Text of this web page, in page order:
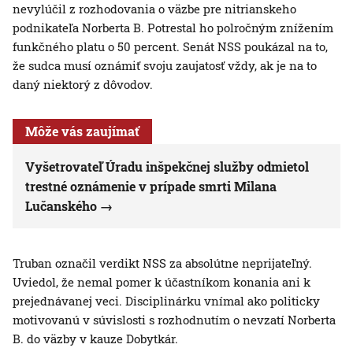
nevylúčil z rozhodovania o väzbe pre nitrianskeho
podnikateľa Norberta B. Potrestal ho polročným znížením
funkčného platu o 50 percent. Senát NSS poukázal na to,
že sudca musí oznámiť svoju zaujatosť vždy, ak je na to
daný niektorý z dôvodov.
Môže vás zaujímať
Vyšetrovateľ Úradu inšpekčnej služby odmietol
trestné oznámenie v prípade smrti Milana
Lučanského
Truban označil verdikt NSS za absolútne neprijateľný.
Uviedol, že nemal pomer k účastníkom konania ani k
prejednávanej veci. Disciplinárku vnímal ako politicky
motivovanú v súvislosti s rozhodnutím o nevzatí Norberta
B. do väzby v kauze Dobytkár.